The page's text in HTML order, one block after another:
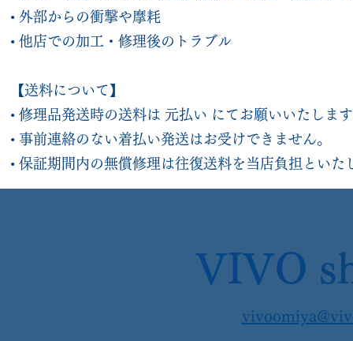
• 外部からの衝撃や摩耗
• 他店での加工・修理後のトラブル
【送料について】
• 修理品発送時の送料は 元払い にてお願いいたしま
• 事前連絡のない着払い発送はお受けできません。
• 保証期間内の無償修理は往復送料を当店負担といた
VIVO